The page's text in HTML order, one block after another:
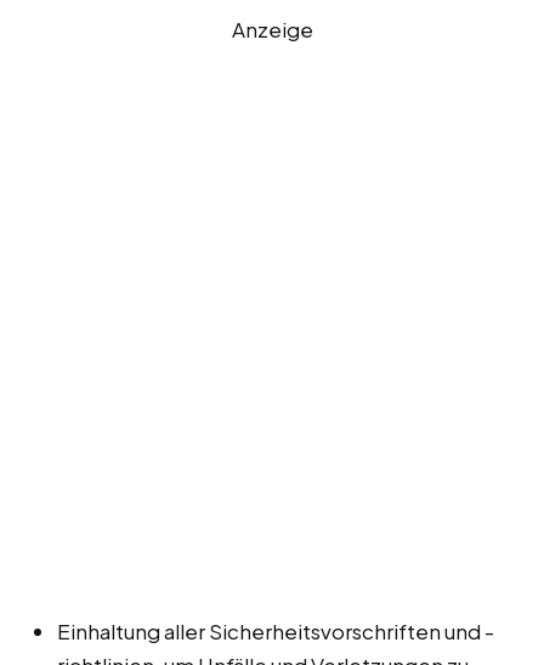
Anzeige
Einhaltung aller Sicherheitsvorschriften und -